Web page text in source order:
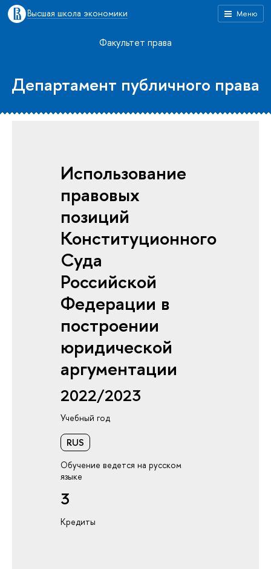
Меню
Высшая школа экономики
Факультет права
Департамент публичного права
Использование
правовых
позиций
Конституционного
Суда
Российской
Федерации в
построении
юридической
аргументации
2022/2023
Учебный год
RUS
Обучение ведется на русском
языке
3
Кредиты